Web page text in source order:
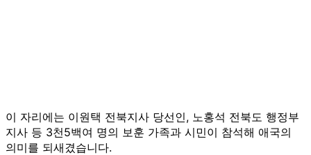
이 자리에는 이원택 전북지사 당선인, 노홍석 전북도 행정부
지사 등 3천5백여 명의 보훈 가족과 시민이 참석해 애국의
의미를 되새겼습니다.